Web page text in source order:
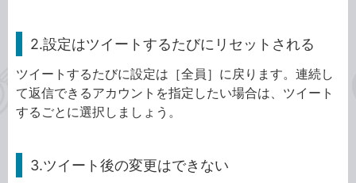
2.設定はツイートするたびにリセットされる
ツイートするたびに設定は［全員］に戻ります。連続し
て返信できるアカウントを指定したい場合は、ツイート
するごとに選択しましょう。
3.ツイート後の変更はできない